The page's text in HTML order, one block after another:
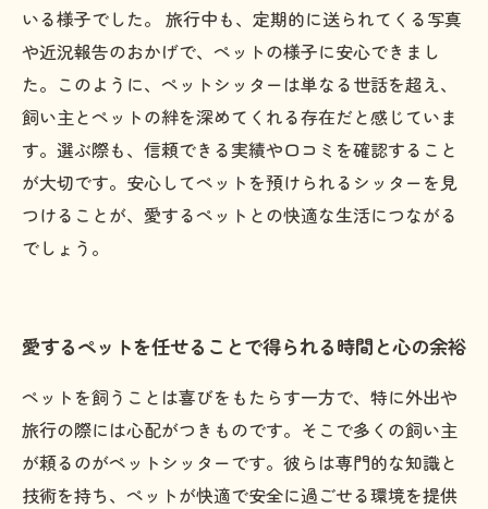
いる様子でした。 旅行中も、定期的に送られてくる写真
や近況報告のおかげで、ペットの様子に安心できまし
た。このように、ペットシッターは単なる世話を超え、
飼い主とペットの絆を深めてくれる存在だと感じていま
す。選ぶ際も、信頼できる実績や口コミを確認すること
が大切です。安心してペットを預けられるシッターを見
つけることが、愛するペットとの快適な生活につながる
でしょう。
愛するペットを任せることで得られる時間と心の余裕
ペットを飼うことは喜びをもたらす一方で、特に外出や
旅行の際には心配がつきものです。そこで多くの飼い主
が頼るのがペットシッターです。彼らは専門的な知識と
技術を持ち、ペットが快適で安全に過ごせる環境を提供